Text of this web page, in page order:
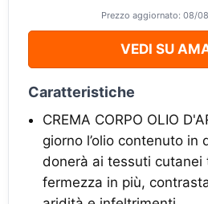
Prezzo aggiornato: 08/
VEDI SU
Caratteristiche
CREMA CORPO OLIO
giorno l’olio contenuto in
donerà ai tessuti cutanei
fermezza in più,